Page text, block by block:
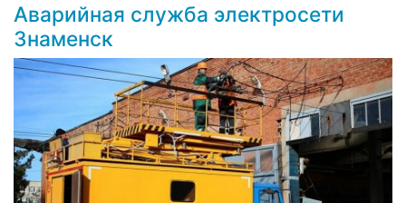
Аварийная служба электросети
Знаменск